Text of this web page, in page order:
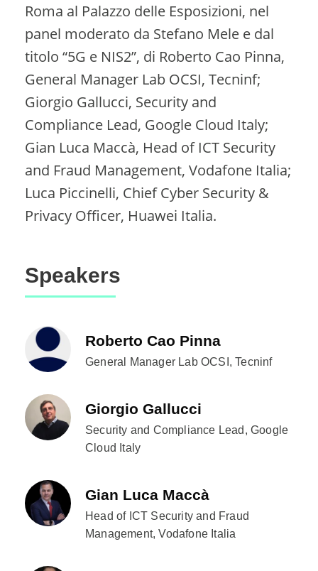
Roma al Palazzo delle Esposizioni, nel
panel moderato da Stefano Mele e dal
titolo “5G e NIS2”, di Roberto Cao Pinna,
General Manager Lab OCSI, Tecninf;
Giorgio Gallucci, Security and
Compliance Lead, Google Cloud Italy;
Gian Luca Maccà, Head of ICT Security
and Fraud Management, Vodafone Italia;
Luca Piccinelli, Chief Cyber Security &
Privacy Officer, Huawei Italia.
Speakers
Roberto Cao Pinna
General Manager Lab OCSI, Tecninf
Giorgio Gallucci
Security and Compliance Lead, Google
Cloud Italy
Gian Luca Maccà
Head of ICT Security and Fraud
Management, Vodafone Italia